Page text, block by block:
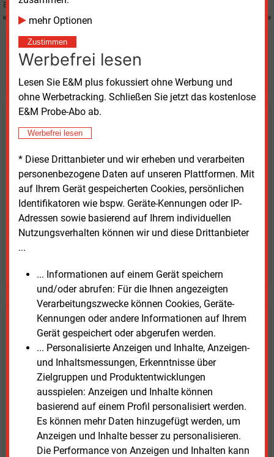
mehr Optionen
Zustimmen
Werbefrei lesen
Lesen Sie E&M plus fokussiert ohne Werbung und
ohne Werbetracking. Schließen Sie jetzt das kostenlose
E&M Probe-Abo ab.
Werbefrei lesen
* Diese Drittanbieter und wir erheben und verarbeiten
personenbezogene Daten auf unseren Plattformen. Mit
auf Ihrem Gerät gespeicherten Cookies, persönlichen
Identifikatoren wie bspw. Geräte-Kennungen oder IP-
Adressen sowie basierend auf Ihrem individuellen
Nutzungsverhalten können wir und diese Drittanbieter
...
... Informationen auf einem Gerät speichern
und/oder abrufen: Für die Ihnen angezeigten
Verarbeitungszwecke können Cookies, Geräte-
Kennungen oder andere Informationen auf Ihrem
Gerät gespeichert oder abgerufen werden.
... Personalisierte Anzeigen und Inhalte, Anzeigen-
und Inhaltsmessungen, Erkenntnisse über
Zielgruppen und Produktentwicklungen
ausspielen: Anzeigen und Inhalte können
basierend auf einem Profil personalisiert werden.
Es können mehr Daten hinzugefügt werden, um
Anzeigen und Inhalte besser zu personalisieren.
Die Performance von Anzeigen und Inhalten kann
Belastung der Kunden durch die damit verbundenen Mehrkosten.
Möchten Sie diese und
weitere Nachrichten lesen?
Kaufen Sie den Artikel
Testen SieE&M
kostenlos und
unverbindlich
Zwei Wochen kostenfreier Zugang
Zugang auf stündlich aktualisierte Nachrichten mit
Prognose- und Marktdaten
+ einmal täglich E&M daily
+ zwei Ausgaben der Zeitung E&M
ohne automatische Verlängerung